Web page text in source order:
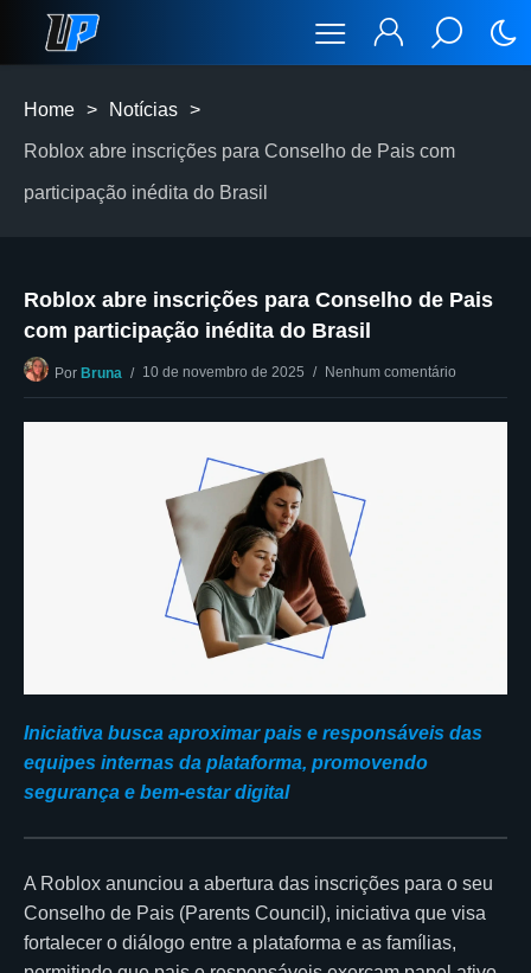
Home > Notícias >
Roblox abre inscrições para Conselho de Pais com
participação inédita do Brasil
Roblox abre inscrições para Conselho de Pais
com participação inédita do Brasil
Por Bruna 10 de novembro de 2025 Nenhum comentário
Iniciativa busca aproximar pais e responsáveis das
equipes internas da plataforma, promovendo
segurança e bem-estar digital
A Roblox anunciou a abertura das inscrições para o seu
Conselho de Pais (Parents Council), iniciativa que visa
fortalecer o diálogo entre a plataforma e as famílias,